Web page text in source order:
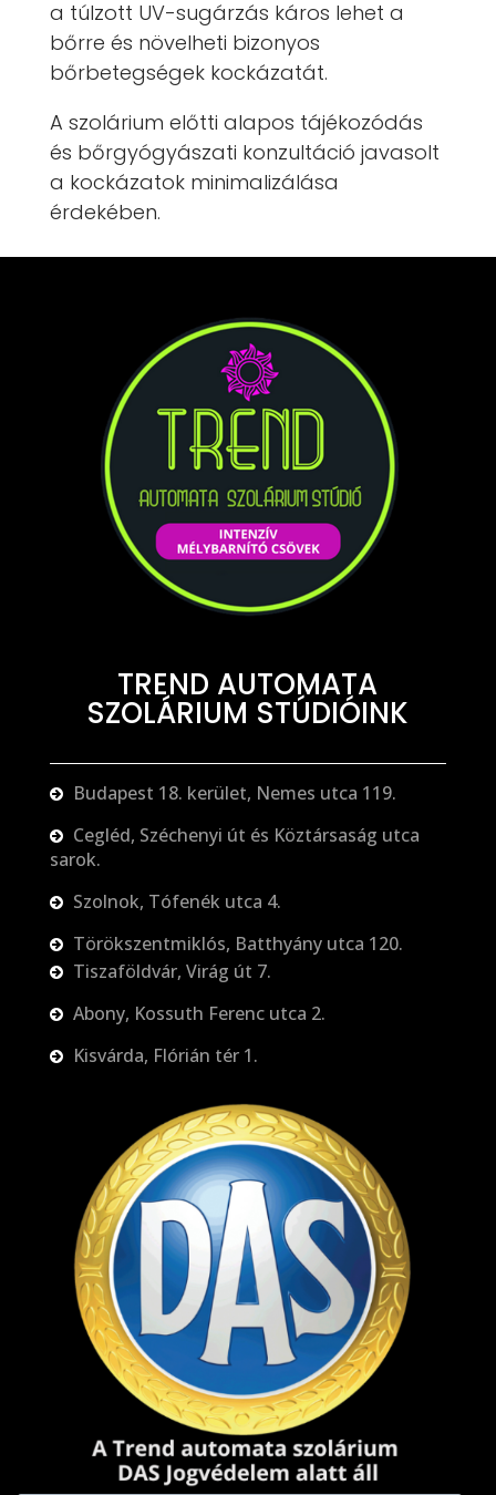
a túlzott UV-sugárzás káros lehet a
bőrre és növelheti bizonyos
bőrbetegségek kockázatát.
A szolárium előtti alapos tájékozódás
és bőrgyógyászati konzultáció javasolt
a kockázatok minimalizálása
érdekében.
TREND AUTOMATA
SZOLÁRIUM STÚDIÓINK
Budapest 18. kerület, Nemes utca 119.
Cegléd, Széchenyi út és Köztársaság utca
sarok.
Szolnok, Tófenék utca 4.
Törökszentmiklós, Batthyány utca 120.
Tiszaföldvár, Virág út 7.
Abony, Kossuth Ferenc utca 2.
Kisvárda, Flórián tér 1.